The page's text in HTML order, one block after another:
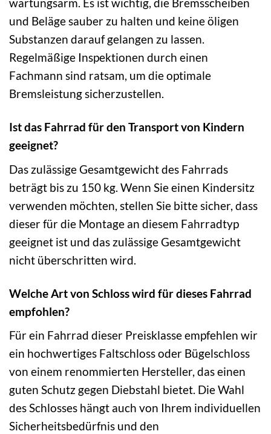
wartungsarm. Es ist wichtig, die Bremsscheiben
und Beläge sauber zu halten und keine öligen
Substanzen darauf gelangen zu lassen.
Regelmäßige Inspektionen durch einen
Fachmann sind ratsam, um die optimale
Bremsleistung sicherzustellen.
Ist das Fahrrad für den Transport von Kindern
geeignet?
Das zulässige Gesamtgewicht des Fahrrads
beträgt bis zu 150 kg. Wenn Sie einen Kindersitz
verwenden möchten, stellen Sie bitte sicher, dass
dieser für die Montage an diesem Fahrradtyp
geeignet ist und das zulässige Gesamtgewicht
nicht überschritten wird.
Welche Art von Schloss wird für dieses Fahrrad
empfohlen?
Für ein Fahrrad dieser Preisklasse empfehlen wir
ein hochwertiges Faltschloss oder Bügelschloss
von einem renommierten Hersteller, das einen
guten Schutz gegen Diebstahl bietet. Die Wahl
des Schlosses hängt auch von Ihrem individuellen
Sicherheitsbedürfnis und den